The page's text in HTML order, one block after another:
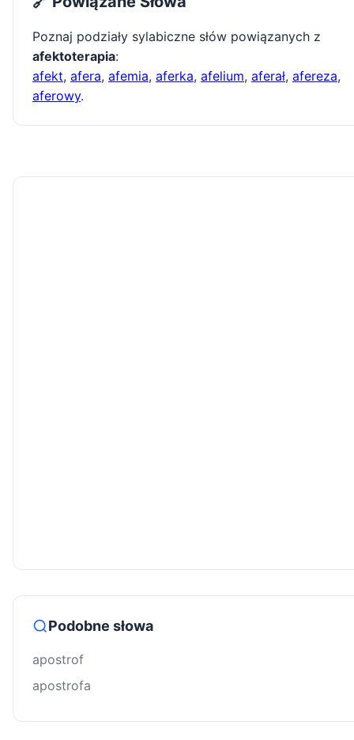
Poznaj podziały sylabiczne słów powiązanych z
afektoterapia:
afekt, afera, afemia, aferka, afelium, aferał, afereza,
aferowy.
Podobne słowa
apostrof
apostrofa